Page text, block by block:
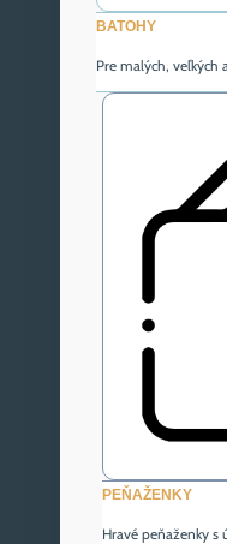
BATOHY
Pre malých, veľkých
PEŇAŽENKY
Hravé peňaženky